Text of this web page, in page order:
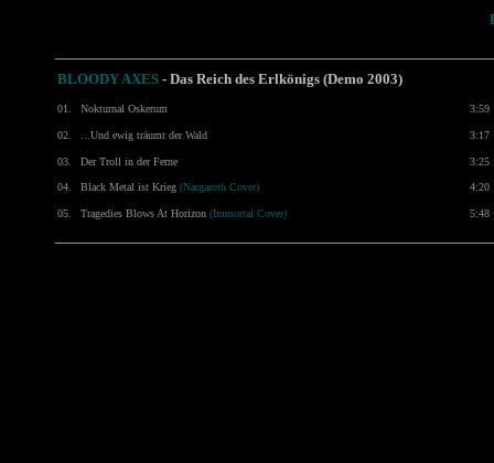
BLOODY AXES - Das Reich des Erlkönigs (Demo 2003)
01. Nokturnal Oskerum 3:59
02. ...Und ewig träumt der Wald 3:17
03. Der Troll in der Ferne 3:25
04. Black Metal ist Krieg (Nargaroth Cover) 4:20
05. Tragedies Blows At Horizon (Immortal Cover) 5:48